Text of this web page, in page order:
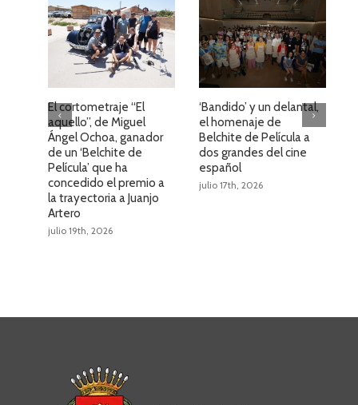
El cortometraje “El
aquello”, de Miguel
Ángel Ochoa, ganador
de un ‘Belchite de
Película’ que ha
concedido el premio a
la trayectoria a Juanjo
Artero
julio 19th, 2026
‘Bandido’ y un delantal,
el homenaje de
Belchite de Película a
dos grandes del cine
español
julio 17th, 2026